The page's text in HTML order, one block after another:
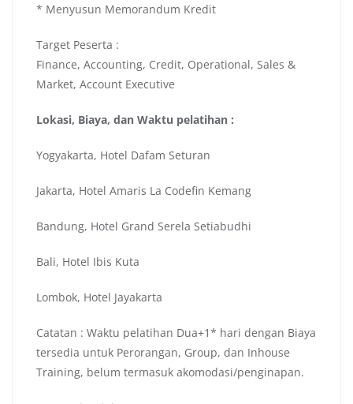
* Menyusun Memorandum Kredit
Target Peserta :
Finance, Accounting, Credit, Operational, Sales &
Market, Account Executive
Lokasi, Biaya, dan Waktu pelatihan :
Yogyakarta, Hotel Dafam Seturan
Jakarta, Hotel Amaris La Codefin Kemang
Bandung, Hotel Grand Serela Setiabudhi
Bali, Hotel Ibis Kuta
Lombok, Hotel Jayakarta
Catatan : Waktu pelatihan Dua+1* hari dengan Biaya
tersedia untuk Perorangan, Group, dan Inhouse
Training, belum termasuk akomodasi/penginapan.